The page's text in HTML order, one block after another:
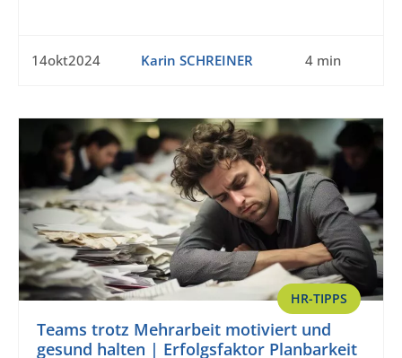
14okt2024 Karin SCHREINER 4 min
HR-TIPPS
Teams trotz Mehrarbeit motiviert und
gesund halten | Erfolgsfaktor Planbarkeit